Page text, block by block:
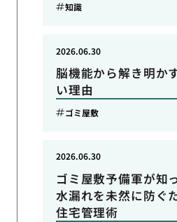
知識
脳機能から解き明か
い理由
2026.06.30
ゴミ屋敷
ゴミ屋敷予備軍が知
水漏れを未然に防ぐ
住宅管理術
2026.06.30